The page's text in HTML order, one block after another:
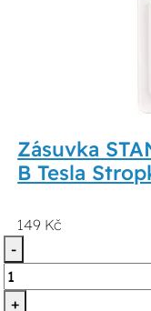
Zásuvka
B Tesla
149 Kč
-
+